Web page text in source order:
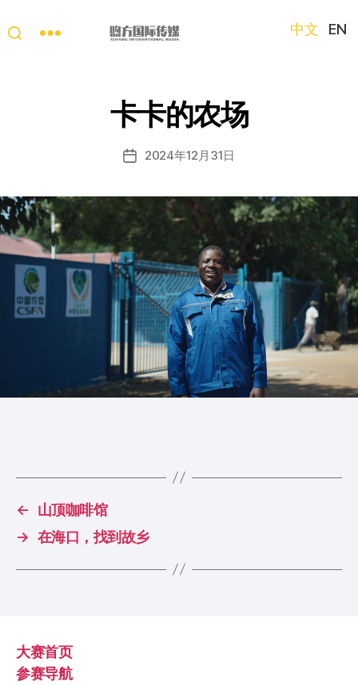
只
眼
中
短
频
大
赛
中文 EN
卡卡的农场
发
期
2024年12月31日
←
山顶咖啡馆
→ 在海口，找到故乡
大赛首页
参赛导航